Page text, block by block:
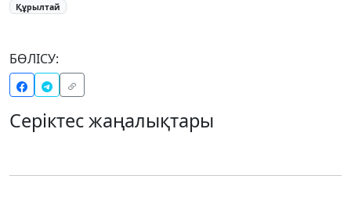
Құрылтай
БӨЛІСУ:
Серіктес жаңалықтары